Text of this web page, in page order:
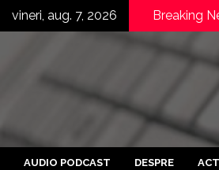
Skipvineri, aug. 7, 2026 Breaking
a treia
de
Noaptea
satele
de Jos și
AUDIO PODCAST DESPRE